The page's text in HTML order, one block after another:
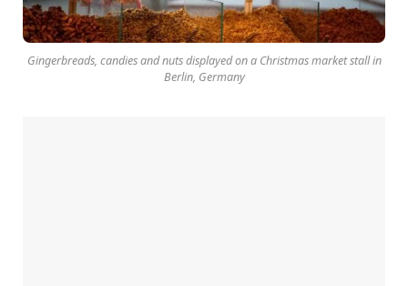
Gingerbreads, candies and nuts displayed on a Christmas market stall in
Berlin, Germany